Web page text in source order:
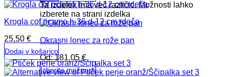
Ta izdelek ima več različic. Možnosti lahko
izberete na strani izdelka
Okrasni lonec za rože pan
Od:181,05€
Izberite možnosti
Krogla cof ricamo h-36,d-12 cm rdeča
25,50 €
Dodaj v košarico